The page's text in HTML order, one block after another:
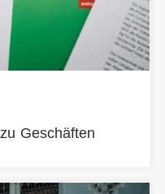
Geschäften